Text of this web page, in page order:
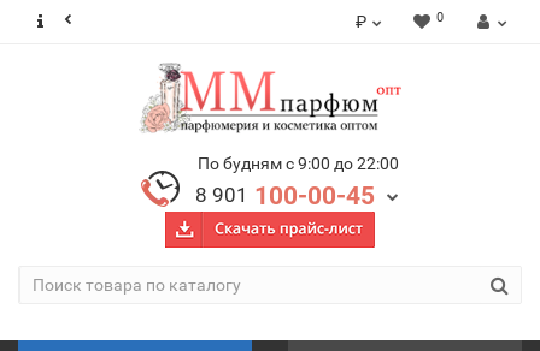
₽ 0
По будням с 9:00 до 22:00
8 901 100-00-45